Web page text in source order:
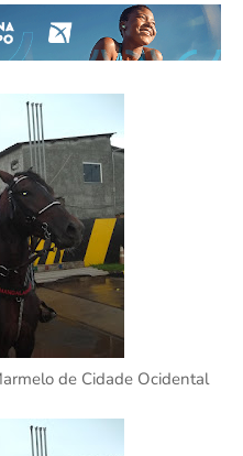
de Cidade Ocidental